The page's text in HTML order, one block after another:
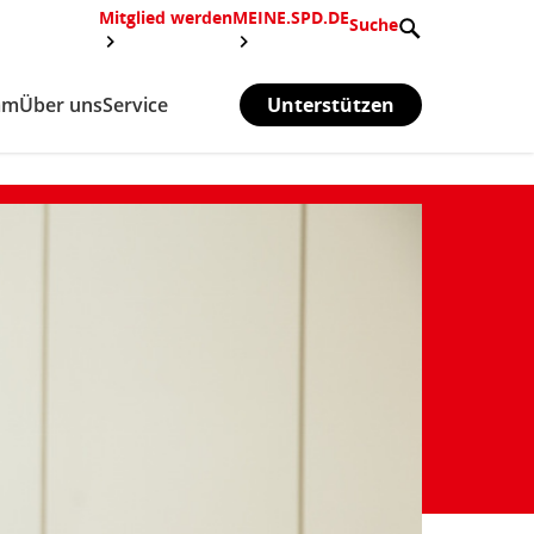
Mitglied werdenMEINE.SPD.DESuche
Über unsService Unterstützen